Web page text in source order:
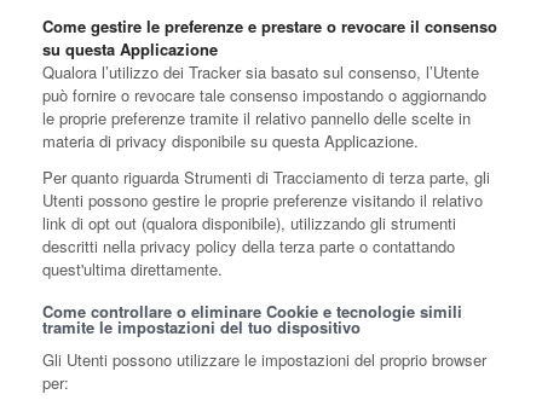
Come gestire le preferenze e prestare o revocare il consenso
su questa Applicazione
Qualora l’utilizzo dei Tracker sia basato sul consenso, l’Utente
può fornire o revocare tale consenso impostando o aggiornando
le proprie preferenze tramite il relativo pannello delle scelte in
materia di privacy disponibile su questa Applicazione.
Per quanto riguarda Strumenti di Tracciamento di terza parte, gli
Utenti possono gestire le proprie preferenze visitando il relativo
link di opt out (qualora disponibile), utilizzando gli strumenti
descritti nella privacy policy della terza parte o contattando
quest'ultima direttamente.
Come controllare o eliminare Cookie e tecnologie simili
tramite le impostazioni del tuo dispositivo
Gli Utenti possono utilizzare le impostazioni del proprio browser
per: